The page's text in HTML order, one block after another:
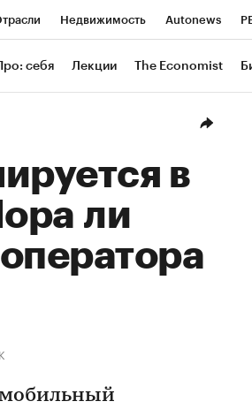
Недвижимость Autonews
РБК Life Тренды Визионеры
себя Лекции The Economist
в
ли